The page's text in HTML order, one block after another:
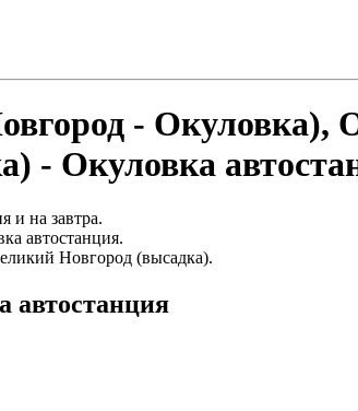
- Окуловка),
- Окуловка
и на завтра.
автостанция.
Новгород (высадка).
автостанция